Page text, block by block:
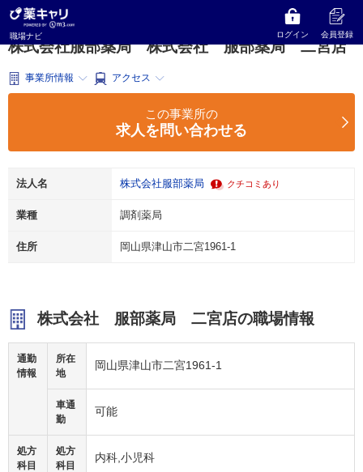
職場ナビ ログイン 会員登録
薬キャリ 職場ナビ
株式会社服部薬局
株式会社 服部薬局 二宮店
株式会社服部薬局 株式会社 服部薬局 二宮店
事業所情報 アクセス
この事業所の
求人を問い合わせる
法人名 株式会社服部薬局 クチコミあり
業種 調剤薬局
住所 岡山県津山市二宮1961-1
株式会社 服部薬局 二宮店の職場情報
通勤
情報
所在
地
岡山県津山市二宮1961-1
車通
勤
可能
処方
科目
処方
科目
内科,小児科